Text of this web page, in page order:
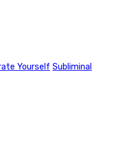
Yourself Subliminal